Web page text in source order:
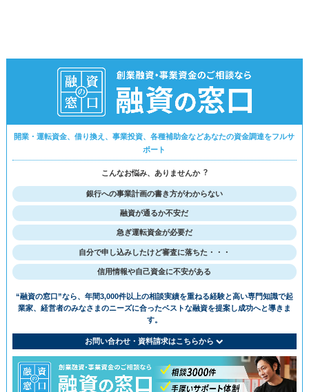
開業・運転資金、借り換え、事業投資、各種補助金などあなたの資金調達をフルサ
ポート
こんなお悩み、ありませんか︖
銀行への事業計画の書き方がわからない
融資が通るか不安だ
急ぎ運転資金が必要だ
⾃分で申し込みしたけど審査に落ちた・・・
信用情報や自己資金に不安がある
“融資の窓⼝”なら、年間3,000件以上の相談実績を重ねる経験と⾼い専⾨知識で起
業家、経営者のみなさまのニーズに合ったベストな融資を提案し成功へと導きま
す。
お問い合わせ・資料請求はこちらから